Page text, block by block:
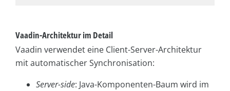
Vaadin-Architektur im Detail
Vaadin verwendet eine Client-Server-Architektur
mit automatischer Synchronisation:
Server-side: Java-Komponenten-Baum wird im